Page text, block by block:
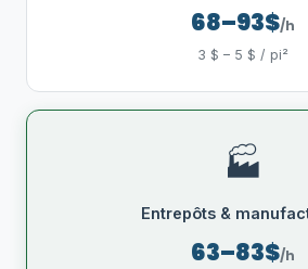
68–93$/h
3 $ – 5 $ / pi²
🏭
Entrepôts &
63–83$/h